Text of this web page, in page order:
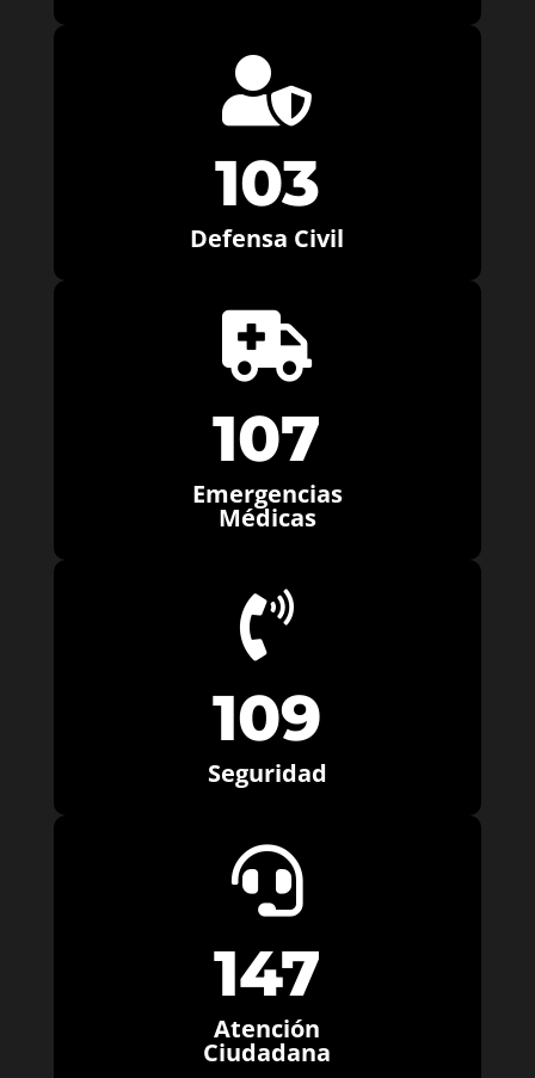

103
Defensa Civil

107
Emergencias
Médicas

109
Seguridad

147
Atención
Ciudadana